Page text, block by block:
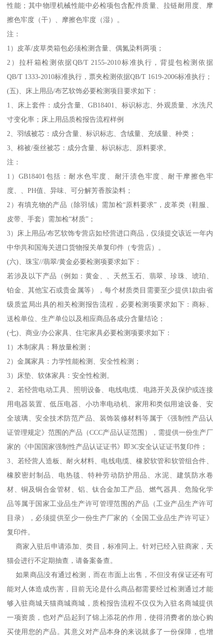
性能；其中物理机械性能中必检项包含配件质量、拉链耐用度、摩
擦色牢度（干）、摩擦色牢度（湿）。
注：
1）皮革/皮草类箱包必须检测含量、偶氮染料两项；
2）拉杆箱检测依据QB/T 2155-2010标准执行，背提包检测依据
QB/T 1333-2010标准执行，票夹检测依据QB/T 1619-2006标准执行；
(五)、床上用品/布艺软饰必要检测项目要求如下：
1、床上套件：成分含量、GB18401、标识标志、外观质量、水洗尺
寸变化率；床上用品质检报告流程样例
2、羽绒被芯：成分含量、标识标志、含绒量、充绒量、种类；
3、棉被/蚕丝被芯：成分含量、标识标志、原料要求。
注：
1）GB18401包括：耐水色牢度、耐汗渍色牢度、耐干摩擦色牢
度、、PH值、异味、可分解芳香胺染料；
2）有填充物的产品（除羽绒）需加检“原料要求”，皮革类（鞋服、
皮带、手套）需加检“材质”；
3）床上用品/布艺软饰专营店如经营进口商品，仅须提交该近一年内
中华共和国海关进口货物报关单复印件（专营店）。
(六)、珠宝//翡翠/黄金必要检测项要求如下：
若涉及以下产品（例如：黄金、、天然玉石、翡翠、珍珠、琥珀、
铂金、其他宝石或贵金属等），每个材质类目需要至少提供1款由省
级质监局出具的相关检测报告流程，必要检测项要求如下：商标、
送检单位、生产单位以及相应商品各成分含量结论；
(七)、商业/办公家具、住宅家具必要检测项要求如下：
1）木制家具：释放量检测；
2）金属家具：力学性能检测、安全性检测；
3）床垫、软体家具：安全性检测。
2、若经营电动工具、照明设备、电线电缆、电路开关及保护或连接
用电器装置、低压电器、小功率电动机、家用和类似用途设备、安
全玻璃、安全技术防范产品、装饰装修材料等属于《强制性产品认
证管理规定》范围的产品（CCC产品认证范围），需提供一份生产厂
家的《中国国家强制性产品认证证书》即3C安全认证证书复印件；
3、若经营人造板、耐火材料、电线电缆、橡胶软管和软管组合件、
橡胶密封制品、电热毯、特种劳动防护用品、水泥、建筑防水卷
材、铜及铜合金管材、铝、钛合金加工产品、燃气器具、危险化学
品等属于国家工业品生产许可管理范围的产品（工业产品生产许可
目录），必须提供至少一份生产厂家的《全国工业品生产许可证》
复印件。
商家入驻后申请添加、类目，标准同上。针对已经入驻商家，天
猫会进行不定期抽查，请备案备查。
如果商品没有通过检测，而在市面上出售，不但没有保证还有可
能对人体造成伤害，目前无论是什么商品都需要经过检测通过才能
够入驻商城天猫商城商城，质检报告流程不仅仅为入驻名商城提供
一项资质，也对产品起到了锦上添花的作用，使得消费者的放心购
买使用您的产品。其意义对产品本身的来说就多了一份保障，也增